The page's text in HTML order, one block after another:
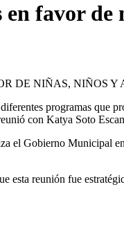
favor de
DE NIÑAS, NIÑOS Y
programas que
con Katya Soto
el Gobierno Municipal
esta reunión fue